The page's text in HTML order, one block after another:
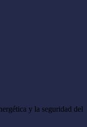
y la seguridad del